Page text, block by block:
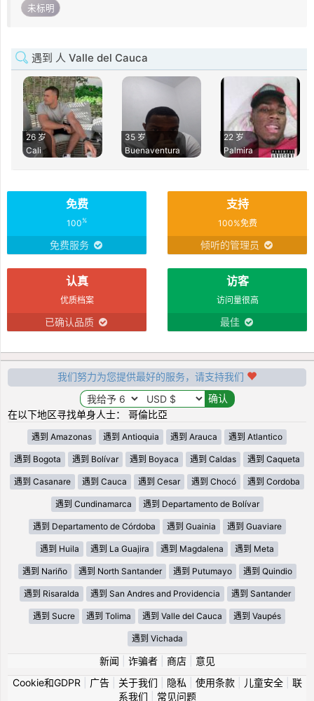
未标明
遇到 人 Valle del Cauca
26 岁
Cali
35 岁
Buenaventura
22 岁
Palmira
免费
100%
免费服务
支持
100%免费
倾听的管理员
认真
优质档案
已确认品质
访客
访问量很高
最佳
我们努力为您提供最好的服务，请支持我们
在以下地区寻找单身人士： 哥倫比亞
遇到 Amazonas 遇到 Antioquia 遇到 Arauca 遇到 Atlantico
遇到 Bogota 遇到 Bolívar 遇到 Boyaca 遇到 Caldas 遇到 Caqueta
遇到 Casanare 遇到 Cauca 遇到 Cesar 遇到 Chocó 遇到 Cordoba
遇到 Cundinamarca 遇到 Departamento de Bolívar
遇到 Departamento de Córdoba 遇到 Guainia 遇到 Guaviare
遇到 Huila 遇到 La Guajira 遇到 Magdalena 遇到 Meta
遇到 Nariño 遇到 North Santander 遇到 Putumayo 遇到 Quindio
遇到 Risaralda 遇到 San Andres and Providencia 遇到 Santander
遇到 Sucre 遇到 Tolima 遇到 Valle del Cauca 遇到 Vaupés
遇到 Vichada
新闻 诈骗者| 商店| 意见
Cookie和GDPR
广告| 关于我们 隐私 使用条款| 儿童安全| 联
系我们
常见问题